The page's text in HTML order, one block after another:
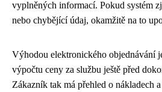
vyplněných informací. Pokud systém
nebo chybějící údaj, okamžitě na to
Výhodou elektronického objednávání
výpočtu ceny za službu ještě před
Zákazník tak má přehled o nákladech